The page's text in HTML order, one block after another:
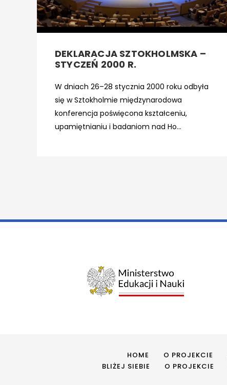
DEKLARACJA SZTOKHOLMSKA –
STYCZEŃ 2000 R.
W dniach 26–28 stycznia 2000 roku odbyła
się w Sztokholmie międzynarodowa
konferencja poświęcona kształceniu,
upamiętnianiu i badaniom nad Ho...
HOME O PROJEKCIE
BLIŻEJ SIEBIE
O PROJEKCIE